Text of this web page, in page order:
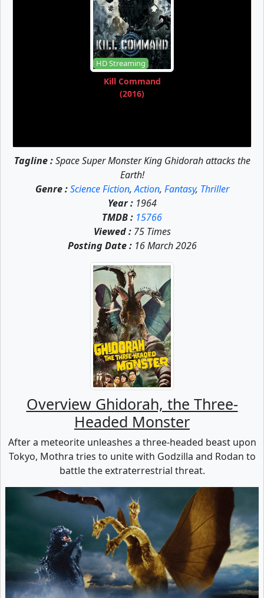
HD Streaming
Kill Command
(2016)
Tagline :Space Super Monster King Ghidorah attacks the
Earth!
Genre : Science Fiction,Action, Fantasy, Thriller
Year :1964
TMDB : 15766
Viewed :75 Times
Posting Date :16 March 2026
Overview Ghidorah, the Three-
Headed Monster
After a meteorite unleashes a three-headed beast upon
Tokyo, Mothra tries to unite with Godzilla and Rodan to
battle the extraterrestrial threat.